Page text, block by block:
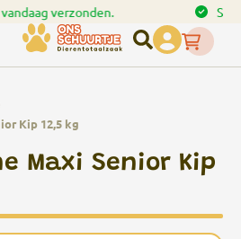
bij uw bestellingen
Kip 12,5 kg
Maxi Senior Kip